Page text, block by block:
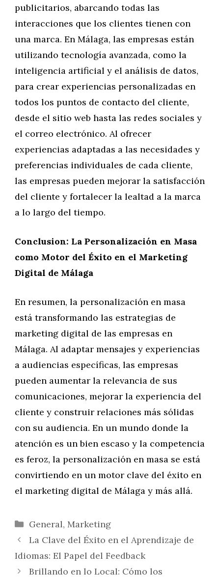
publicitarios, abarcando todas las
interacciones que los clientes tienen con
una marca. En Málaga, las empresas están
utilizando tecnología avanzada, como la
inteligencia artificial y el análisis de datos,
para crear experiencias personalizadas en
todos los puntos de contacto del cliente,
desde el sitio web hasta las redes sociales y
el correo electrónico. Al ofrecer
experiencias adaptadas a las necesidades y
preferencias individuales de cada cliente,
las empresas pueden mejorar la satisfacción
del cliente y fortalecer la lealtad a la marca
a lo largo del tiempo.
Conclusion: La Personalización en Masa
como Motor del Éxito en el Marketing
Digital de Málaga
En resumen, la personalización en masa
está transformando las estrategias de
marketing digital de las empresas en
Málaga. Al adaptar mensajes y experiencias
a audiencias específicas, las empresas
pueden aumentar la relevancia de sus
comunicaciones, mejorar la experiencia del
cliente y construir relaciones más sólidas
con su audiencia. En un mundo donde la
atención es un bien escaso y la competencia
es feroz, la personalización en masa se está
convirtiendo en un motor clave del éxito en
el marketing digital de Málaga y más allá.
Categorías
General, Marketing
La Clave del Éxito en el Aprendizaje de
Idiomas: El Papel del Feedback
Brillando en lo Local: Cómo los